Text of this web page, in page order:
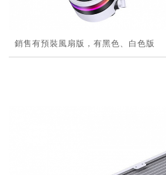
銷售有預裝風扇版，有黑色、白色版